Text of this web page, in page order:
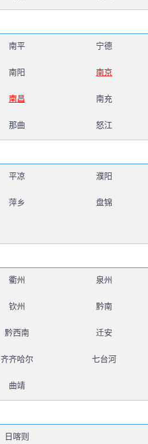
南平 宁德
南阳 南京
南昌 南充
那曲 怒江
平凉 濮阳
萍乡 盘锦
衢州 泉州
钦州 黔南
黔西南 迁安
齐齐哈尔 七台河
曲靖
日喀则